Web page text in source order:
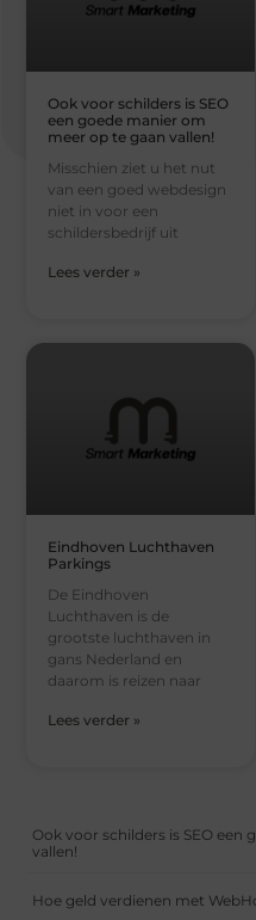
Ook voor schilders is SEO
een goede manier om
meer op te gaan vallen!
Misschien ziet u het nut
van een goed webdesign
niet in voor een
schildersbedrijf uit
Lees verder »
Eindhoven Luchthaven
Parkings
De Eindhoven
Luchthaven is de
grootste luchthaven in
gans Nederland en
daarom is reizen naar
Lees verder »
Ook voor schilders is SEO
vallen!
Hoe geld verdienen met